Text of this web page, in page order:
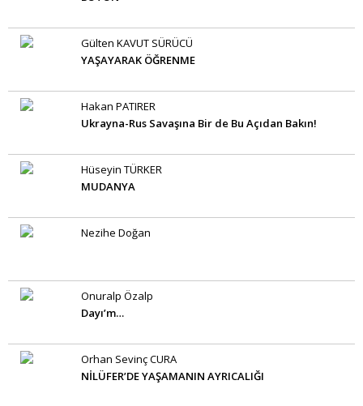
Gülten KAVUT SÜRÜCÜ
YAŞAYARAK ÖĞRENME
Hakan PATIRER
Ukrayna-Rus Savaşına Bir de Bu Açıdan Bakın!
Hüseyin TÜRKER
MUDANYA
Nezihe Doğan
Onuralp Özalp
Dayı’m…
Orhan Sevinç CURA
NİLÜFER’DE YAŞAMANIN AYRICALIĞI